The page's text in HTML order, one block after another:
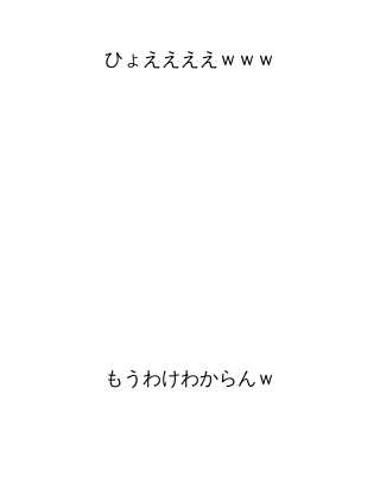
ひょええええｗｗｗ
もうわけわからんｗ